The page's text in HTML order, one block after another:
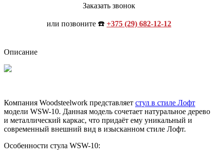
Заказать звонок
или позвоните ☎️ +375 (29) 682-12-12
Описание
Компания Woodsteelwork представляет стул в стиле Лофт
модели WSW-10. Данная модель сочетает натуральное дерево
и металлический каркас, что придаёт ему уникальный и
современный внешний вид в изысканном стиле Лофт.
Особенности стула WSW-10: